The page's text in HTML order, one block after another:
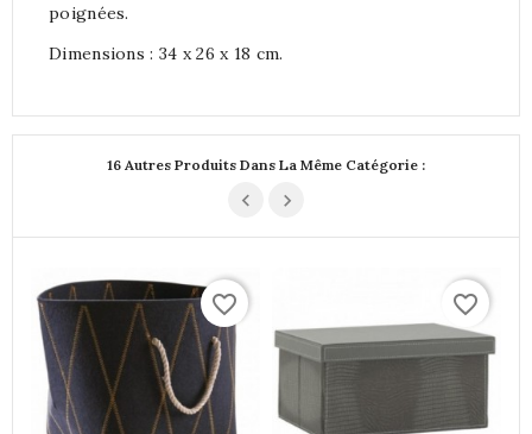
poignées.
Dimensions : 34 x 26 x 18 cm.
16 Autres Produits Dans La Même Catégorie :
favorite_border favorite_border